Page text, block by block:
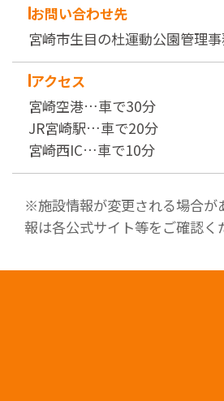
お問い合わせ先
宮崎市生目の杜運動公園管理
アクセス
宮崎空港…車で30分
JR宮崎駅…車で20分
宮崎西IC…車で10分
※施設情報が変更される場合が
報は各公式サイト等をご確認く